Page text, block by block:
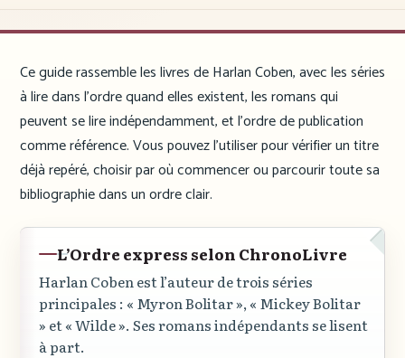
Ce guide rassemble les livres de Harlan Coben, avec les séries
à lire dans l’ordre quand elles existent, les romans qui
peuvent se lire indépendamment, et l’ordre de publication
comme référence. Vous pouvez l’utiliser pour vérifier un titre
déjà repéré, choisir par où commencer ou parcourir toute sa
bibliographie dans un ordre clair.
L’Ordre express selon ChronoLivre
Harlan Coben est l’auteur de trois séries
principales : « Myron Bolitar »,« Mickey Bolitar
» et« Wilde ». Ses romans indépendants se lisent
à part.